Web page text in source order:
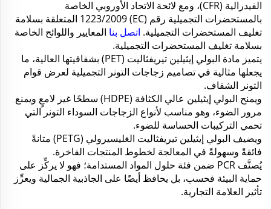
الفيدرالية (CFR)، ومع لائحة الاتحاد الأوروبي الخاصة
بالمستحضرات التجميلية رقم (EC) 1223/2009 المتعلقة بسلامة
تغليف المستحضرات التجميلية. اتصل بنا المعايير واللوائح الخاصة
بسلامة تغليف المستحضرات التجميلية.
يتميز مادة البولي إيثيلين تيريفثاليت (PET) بشفافيتها العالية، ما
يجعلها مثالية في تصاميم زجاجات التونر التجميلية لعرض قوام
التونر الشفاف.
ويمنح البولي إيثيلين عالي الكثافة (HDPE) سطحًا غير لامعٍ ويمنع
مرور الضوء، وهو مناسب لأنواع الزجاجات السوداء التونر التي
تحمي التركيبات الحساسة للضوء.
ويضيف البولي إيثيلين تيريفثاليت الغليسيرولي (PETG) متانةً
فائقةً وسهولةً في المعالجة لخطوط المنتجات الفاخرة.
يُصنَّف PCR ضمن فئة حلول المواد المستدامة؛ فهو لا يركِّز على
حماية البيئة فحسب، بل يحافظ أيضًا على الجاذبية الجمالية ويعزِّز
تأثير العلامة التجارية.